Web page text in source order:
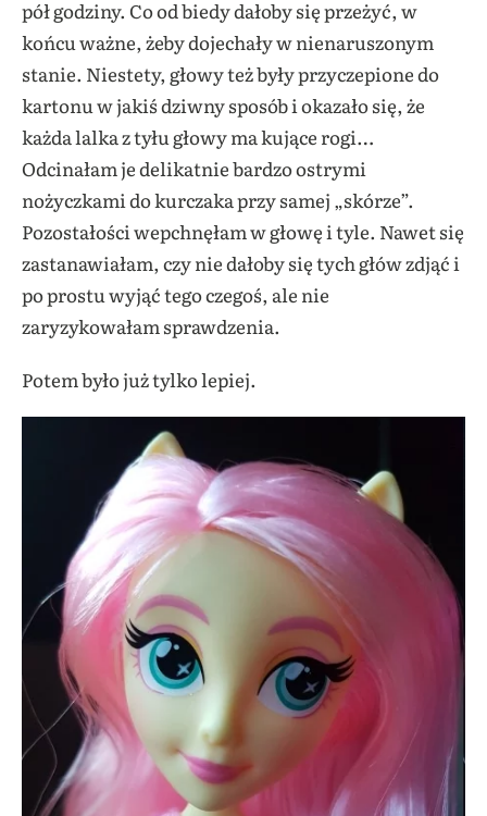
pół godziny. Co od biedy dałoby się przeżyć, w
końcu ważne, żeby dojechały w nienaruszonym
stanie. Niestety, głowy też były przyczepione do
kartonu w jakiś dziwny sposób i okazało się, że
każda lalka z tyłu głowy ma kujące rogi…
Odcinałam je delikatnie bardzo ostrymi
nożyczkami do kurczaka przy samej „skórze”.
Pozostałości wepchnęłam w głowę i tyle. Nawet się
zastanawiałam, czy nie dałoby się tych głów zdjąć i
po prostu wyjąć tego czegoś, ale nie
zaryzykowałam sprawdzenia.
Potem było już tylko lepiej.